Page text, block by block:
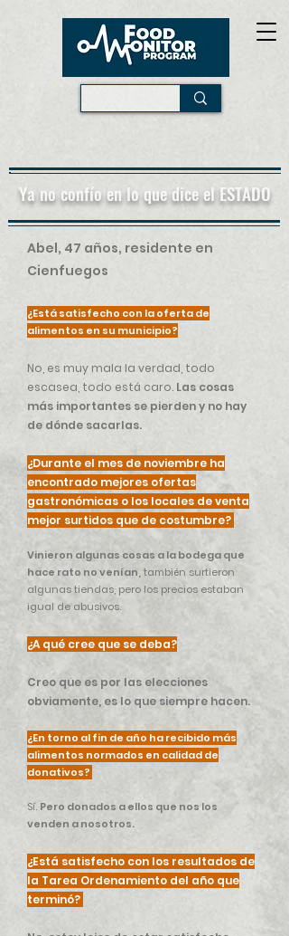
Ya no confío en lo que dice el ESTADO
Abel, 47 años, residente en
Cienfuegos
¿Está satisfecho con la oferta de
alimentos en su municipio?
No, es muy mala la verdad, todo
escasea, todo está caro. Las cosas
más importantes se pierden y no hay
de dónde sacarlas.
¿Durante el mes de noviembre ha
encontrado mejores ofertas
gastronómicas o los locales de venta
mejor surtidos que de costumbre?
Vinieron algunas cosas a la bodega que
hace rato no venían, también surtieron
algunas tiendas, pero los precios estaban
igual de abusivos.
¿A qué cree que se deba?
Creo que es por las elecciones
obviamente, es lo que siempre hacen.
¿En torno al fin de año ha recibido más
alimentos normados en calidad de
donativos?
Sí. Pero donados a ellos que nos los
venden a nosotros.
¿Está satisfecho con los resultados de
la Tarea Ordenamiento del año que
terminó?